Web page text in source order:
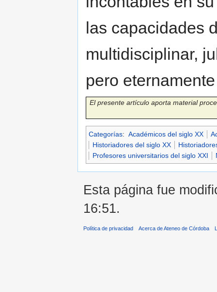
las capacidades
multidisciplinar,
pero
El presente artículo aporta material
Categorías: Académicos del siglo XX
Historiadores del siglo XX
Profesores universitarios del siglo XXI
Esta página fue
16:51.
Política de privacidad Acerca de Ateneo de Córdoba